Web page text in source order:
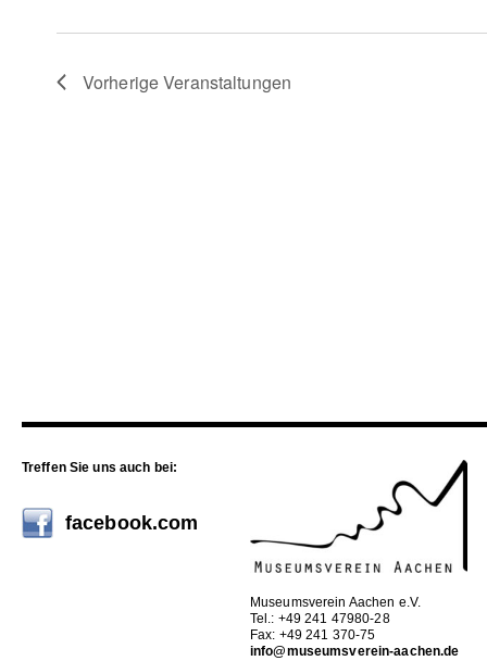
VorherigeVeranstaltungen
Treffen Sie uns auch bei:
facebook.com
Museumsverein Aachen e.V.
Tel.: +49 241 47980-28
Fax: +49 241 370-75
info@museumsverein-aachen.de